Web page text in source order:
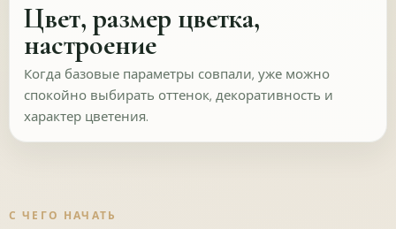
Цвет, размер цветка,
настроение
Когда базовые параметры совпали, уже можно
спокойно выбирать оттенок, декоративность и
характер цветения.
С ЧЕГО НАЧАТЬ
На каком этапе вы сейчас?
Пока просто знакомлюсь с
ассортиментом
растение